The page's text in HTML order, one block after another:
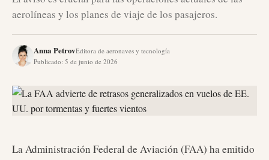
aerolíneas y los planes de viaje de los pasajeros.
Anna PetrovEditora de aeronaves y tecnología
Publicado: 5 de junio de 2026
La Administración Federal de Aviación (FAA) ha emitido